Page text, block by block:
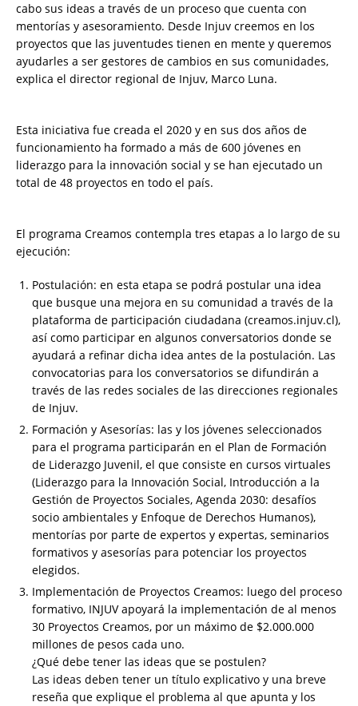
cabo sus ideas a través de un proceso que cuenta con
mentorías y asesoramiento. Desde Injuv creemos en los
proyectos que las juventudes tienen en mente y queremos
ayudarles a ser gestores de cambios en sus comunidades,
explica el director regional de Injuv, Marco Luna.
Esta iniciativa fue creada el 2020 y en sus dos años de
funcionamiento ha formado a más de 600 jóvenes en
liderazgo para la innovación social y se han ejecutado un
total de 48 proyectos en todo el país.
El programa Creamos contempla tres etapas a lo largo de su
ejecución:
Postulación: en esta etapa se podrá postular una idea
que busque una mejora en su comunidad a través de la
plataforma de participación ciudadana (creamos.injuv.cl),
así como participar en algunos conversatorios donde se
ayudará a refinar dicha idea antes de la postulación. Las
convocatorias para los conversatorios se difundirán a
través de las redes sociales de las direcciones regionales
de Injuv.
Formación y Asesorías: las y los jóvenes seleccionados
para el programa participarán en el Plan de Formación
de Liderazgo Juvenil, el que consiste en cursos virtuales
(Liderazgo para la Innovación Social, Introducción a la
Gestión de Proyectos Sociales, Agenda 2030: desafíos
socio ambientales y Enfoque de Derechos Humanos),
mentorías por parte de expertos y expertas, seminarios
formativos y asesorías para potenciar los proyectos
elegidos.
Implementación de Proyectos Creamos: luego del proceso
formativo, INJUV apoyará la implementación de al menos
30 Proyectos Creamos, por un máximo de $2.000.000
millones de pesos cada uno.
¿Qué debe tener las ideas que se postulen?
Las ideas deben tener un título explicativo y una breve
reseña que explique el problema al que apunta y los